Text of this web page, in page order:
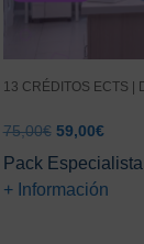
13 CRÉDITOS ECTS |
75,00€ El
original
era:
59,00€El
actual
es:
Pack
+ Información